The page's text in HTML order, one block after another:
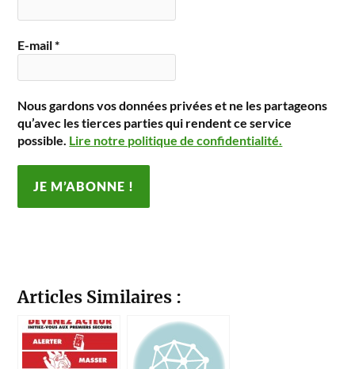
E-mail*
Nous gardons vos données privées et ne les partageons
qu’avec les tierces parties qui rendent ce service
possible. Lire notre politique de confidentialité.
Articles Similaires :